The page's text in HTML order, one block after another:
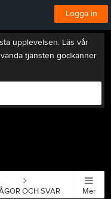
Logga in
upplevelsen. Läs vår
tjänsten godkänner
OCH SVAR Mer